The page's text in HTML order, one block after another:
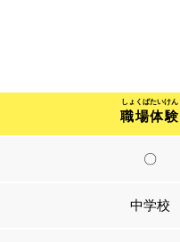
職場体験
〇
中学校